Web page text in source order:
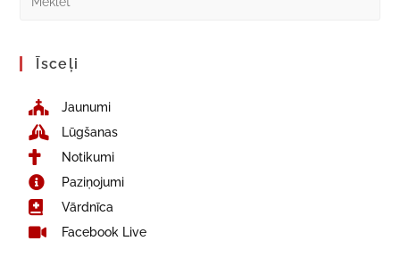
Īsceļi
Jaunumi
Lūgšanas
Notikumi
Paziņojumi
Vārdnīca
Facebook Live